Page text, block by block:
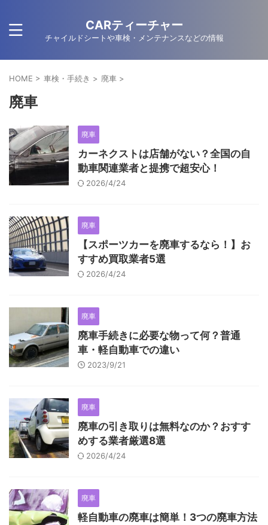
CARティーチャー
チャイルドシートや車検・メンテナンスなどの情報
HOME > 車検・手続き > 廃車 >
廃車
廃車
カーネクストは店舗がない？全国の自
動車関連業者と提携で超安心！
2026/4/24
廃車
【スポーツカーを廃車するなら！】お
すすめ買取業者5選
2026/4/24
廃車
廃車手続きに必要な物って何？普通
車・軽自動車での違い
2023/9/21
廃車
廃車の引き取りは無料なのか？おすす
めする業者厳選8選
2026/4/24
廃車
軽自動車の廃車は簡単！3つの廃車方法